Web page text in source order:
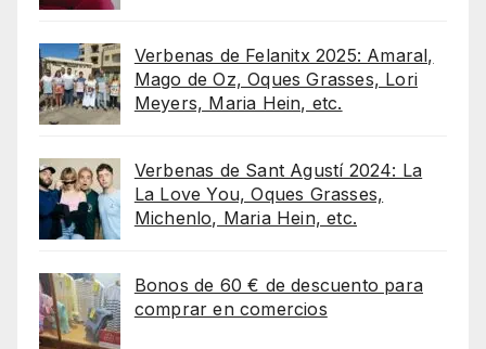
Verbenas de Felanitx 2025: Amaral,
Mago de Oz, Oques Grasses, Lori
Meyers, Maria Hein, etc.
Verbenas de Sant Agustí 2024: La
La Love You, Oques Grasses,
Michenlo, Maria Hein, etc.
Bonos de 60 € de descuento para
comprar en comercios